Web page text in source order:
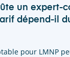
un expert-
dépend-il
pour LMNP